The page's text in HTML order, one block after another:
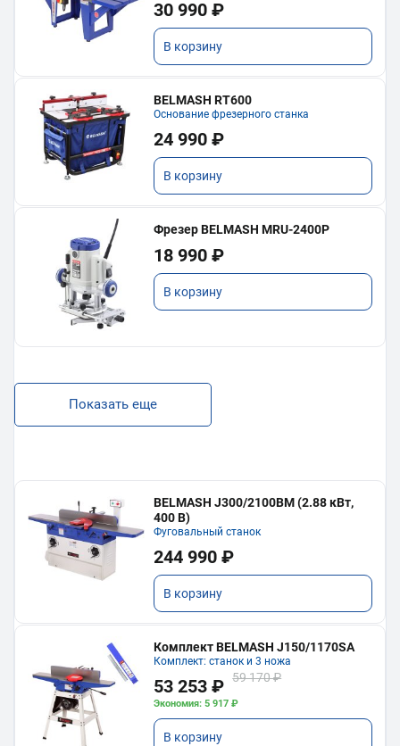
30 990 ₽
В корзину
BELMASH RT600
Основание фрезерного станка
24 990 ₽
В корзину
Фрезер BELMASH MRU-2400P
18 990 ₽
В корзину
Показать еще
BELMASH J300/2100ВМ (2.88 кВт,
400 В)
Фуговальный станок
244 990 ₽
В корзину
Комплект BELMASH J150/1170SA
Комплект: станок и 3 ножа
53 253 ₽ 59 170 ₽
Экономия: 5 917 ₽
В корзину